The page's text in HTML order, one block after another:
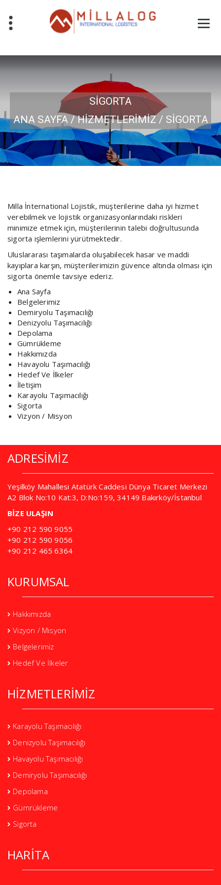
geç
SİGORTA
ANA SAYFA / HİZMETLERİMİZ / SİGORTA
Milla İnternational Lojistik, müşterilerine daha iyi hizmet
verebilmek ve lojistik organizasyonlarındaki riskleri
minimize etmek için, müşterilerinin talebi doğrultusunda
sigorta işlemlerini yürütmektedir.
Uluslararası taşımalarda oluşabilecek hasar ve maddi
kayıplara karşın, müşterilerimizin güvence altında olması için
sigorta önemle tavsiye ederiz.
Ana Sayfa
Belgelerimiz
Demiryolu Taşımacılığı
Denizyolu Taşımacılığı
Depolama
Gümrükleme
Hakkımızda
Havayolu Taşımacılığı
Hedef Ve İlkeler
İletişim
Karayolu Taşımacılığı
Sigorta
Vizyon / Misyon
ADRESİMİZ
Yeşilköy Mahallesi Atatürk Caddesi Dünya Ticaret Merkezi
A2 Blok No:10 Kat:3, D:No:159, 34149 Bakırköy/İstanbul
BİZE ULAŞIN
+90 212 590 9055
+90 212 590 9056
+90 212 465 6364
KURUMSAL
Hakkımızda
Vizyon / Misyon
Belgelerimiz
Hedef Ve İlkeler
HİZMETLERİMİZ
Karayolu Taşımacılığı
Denizyolu Taşımacılığı
Havayolu Taşımacılığı
Demiryolu Taşımacılığı
Depolama
Gümrükleme
Sigorta
HARİTA